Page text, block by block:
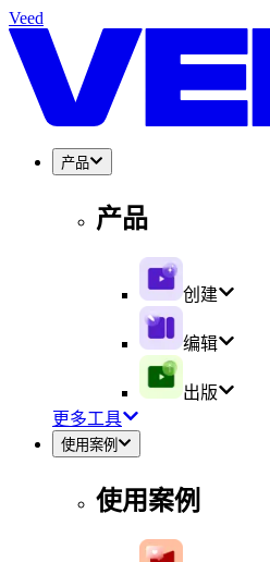
Veed
产品
产品
创建
编辑
出版
更多工具
使用案例
使用案例